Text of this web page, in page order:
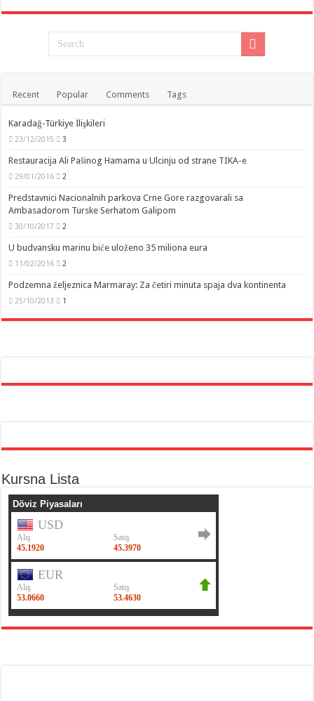
Recent Popular Comments Tags
Karadağ-Türkiye İlişkileri
23/12/2015 3
Restauracija Ali Pašinog Hamama u Ulcinju od strane TIKA-e
29/01/2016 2
Predstavnici Nacionalnih parkova Crne Gore razgovarali sa
Ambasadorom Turske Serhatom Galipom
30/10/2017 2
U budvansku marinu biće uloženo 35 miliona eura
11/02/2016 2
Podzemna željeznica Marmaray: Za četiri minuta spaja dva kontinenta
25/10/2013 1
Kursna Lista